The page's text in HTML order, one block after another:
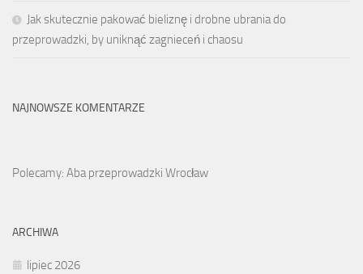
Jak skutecznie pakować bieliznę i drobne ubrania do
przeprowadzki, by uniknąć zagnieceń i chaosu
NAJNOWSZE KOMENTARZE
Polecamy: Aba przeprowadzki Wrocław
ARCHIWA
lipiec 2026